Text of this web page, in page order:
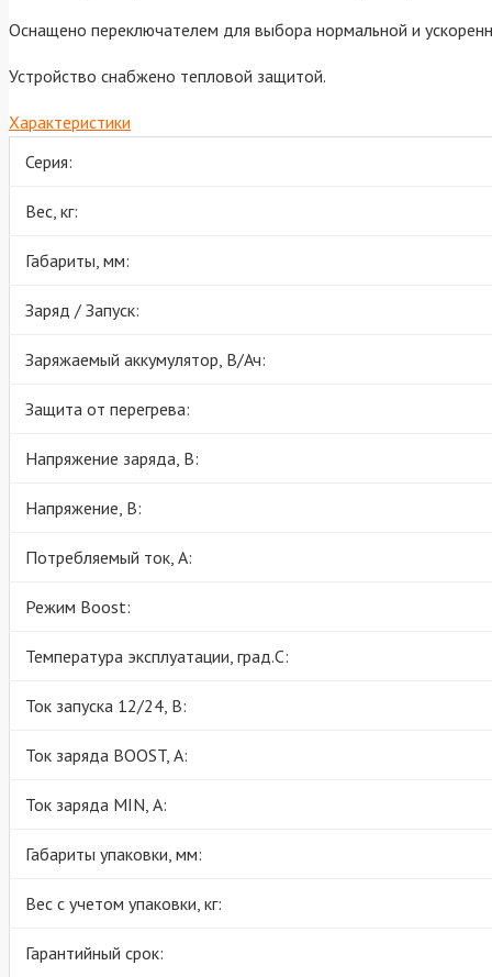
Оснащено переключателем для выбора нормальной и
Устройство снабжено тепловой защитой.
Характеристики
Серия:
Вес, кг:
Габариты, мм:
Заряд / Запуск:
Заряжаемый аккумулятор, В/Ач:
Защита от перегрева:
Напряжение заряда, В:
Напряжение, В:
Потребляемый ток, А:
Режим Boost:
Температура эксплуатации, град.С:
Ток запуска 12/24, В:
Ток заряда BOOST, А:
Ток заряда MIN, А:
Габариты упаковки, мм:
Вес с учетом упаковки, кг:
Гарантийный срок: